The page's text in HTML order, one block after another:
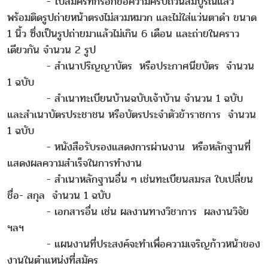
พร้อมติดรูปถ่ายหน้าตรงไม่สวมหมวก และไม่ใส่แว่นตาดำ ขนาด
1 นิ้ว ซึ่งเป็นรูปถ่ายมาแล้วไม่เกิน 6 เดือน และถ่ายในคราว
เดียวกัน จำนวน 2 รูป
- สำเนาปริญญาบัตร หรือประกาศนียบัตร จำนวน
1 ฉบับ
- สำเนาทะเบียนบ้านฉบับเจ้าบ้าน จำนวน 1 ฉบับ
และสำเนาบัตรประชาชน หรือบัตรประจำตัวข้าราชการ จำนวน
1 ฉบับ
- หนังสือรับรองแสดงการผ่านงาน หรือหลักฐานที่
แสดงผลความสำเร็จในการทำงาน
- สำเนาหลักฐานอื่น ๆ เช่นทะเบียนสมรส ใบเปลี่ยน
ชื่อ- สกุล จำนวน 1 ฉบับ
- เอกสารอื่น เช่น ผลงานทางวิชาการ ผลงานวิจัย
ฯลฯ
- แผนงานที่ประสงค์จะทำเพื่อความเจริญก้าวหน้าของ
งานในตำแหน่งที่สมัคร